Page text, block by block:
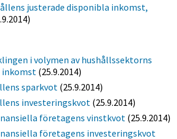
justerade disponibla inkomst,
i volymen av hushållssektorns
inkomst (25.9.2014)
sparkvot (25.9.2014)
investeringskvot (25.9.2014)
företagens vinstkvot (25.9.2014)
företagens investeringskvot